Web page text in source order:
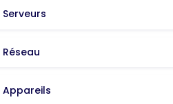
Serveurs
Réseau
Appareils